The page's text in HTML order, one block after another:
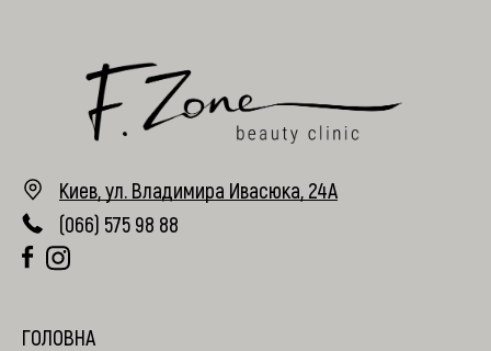
СПЕЦИАЛИСТЫ
Киев, ул. Владимира Ивасюка, 24А
(066) 575 98 88
ГОЛОВНА